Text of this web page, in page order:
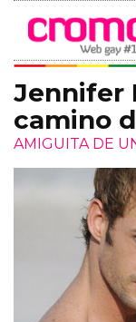
Jennifer
camino
AMIGUITA DE